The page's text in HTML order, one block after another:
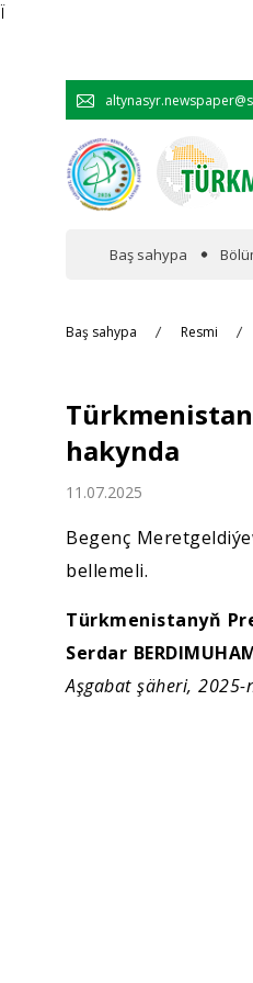
Ï
Baş sahypa
Baş sahypa Resmi
hakynda
11.07.2025
Begenç
bellemeli.
Türkmenistanyň
Serdar
Aşgabat şäheri,